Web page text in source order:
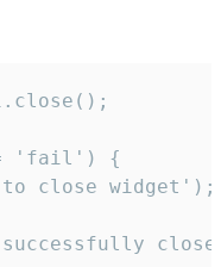
'fail') {
close widget');